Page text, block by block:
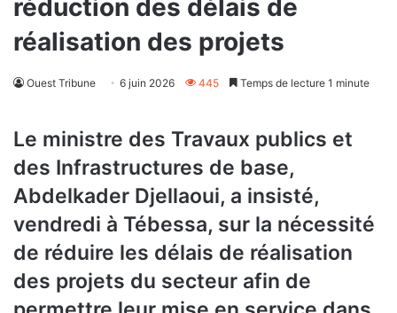
réduction des délais de
réalisation des projets
Ouest Tribune 6 juin 2026 445 Temps de lecture 1 minute
Le ministre des Travaux publics et
des Infrastructures de base,
Abdelkader Djellaoui, a insisté,
vendredi à Tébessa, sur la nécessité
de réduire les délais de réalisation
des projets du secteur afin de